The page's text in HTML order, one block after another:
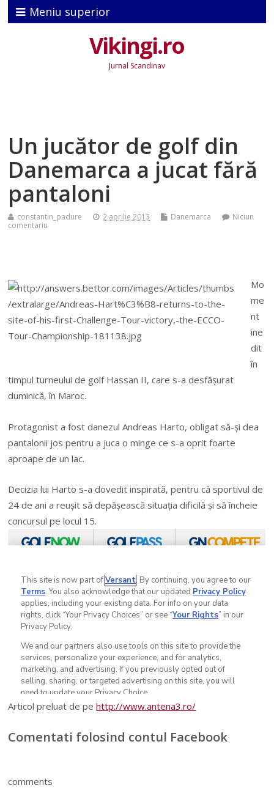
Meniu superior
Vikingi.ro
Jurnal Scandinav
Un jucător de golf din
Danemarca a jucat fără
pantaloni
constantin_padure 2 aprilie 2013 Danemarca
Niciun
comentariu
Mo
me
nt
ine
dit
în
timpul turneului de golf Hassan II, care s-a desfăşurat
duminică, în Maroc.
Protagonist a fost danezul Andreas Harto, obligat să-şi dea
pantalonii jos pentru a juca o minge ce s-a oprit foarte
aproape de un lac.
Decizia lui Harto s-a dovedit inspirată, pentru că sportivul de
24 de ani a reuşit să depăşească situaţia dificilă şi să încheie
concursul pe locul 15.
Articol preluat de pehttp://www.antena3.ro/
Comentati folosind contul Facebook
comments